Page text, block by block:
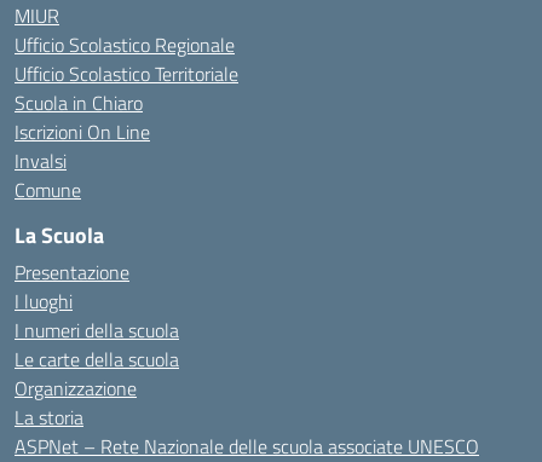
MIUR
Ufficio Scolastico Regionale
Ufficio Scolastico Territoriale
Scuola in Chiaro
Iscrizioni On Line
Invalsi
Comune
La Scuola
Presentazione
I luoghi
I numeri della scuola
Le carte della scuola
Organizzazione
La storia
ASPNet – Rete Nazionale delle scuola associate UNESCO